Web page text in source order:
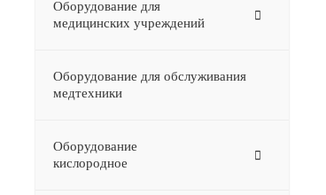
Оборудование для
медицинских учреждений
Оборудование для обслуживания
медтехники
Оборудование
кислородное
–